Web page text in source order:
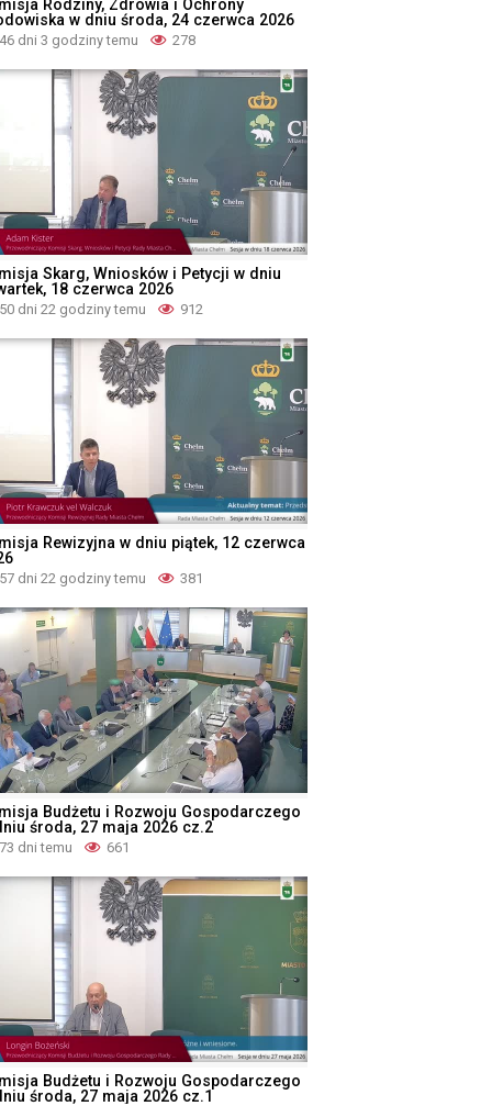
Rodziny, Zdrowia i Ochrony
w dniu środa, 24 czerwca 2026
46 dni 3 godziny temu 278
Skarg, Wniosków i Petycji w dniu
18 czerwca 2026
50 dni 22 godziny temu 912
Rewizyjna w dniu piątek, 12 czerwca
57 dni 22 godziny temu 381
Budżetu i Rozwoju Gospodarczego
środa, 27 maja 2026 cz.2
73 dni temu 661
Budżetu i Rozwoju Gospodarczego
środa, 27 maja 2026 cz.1